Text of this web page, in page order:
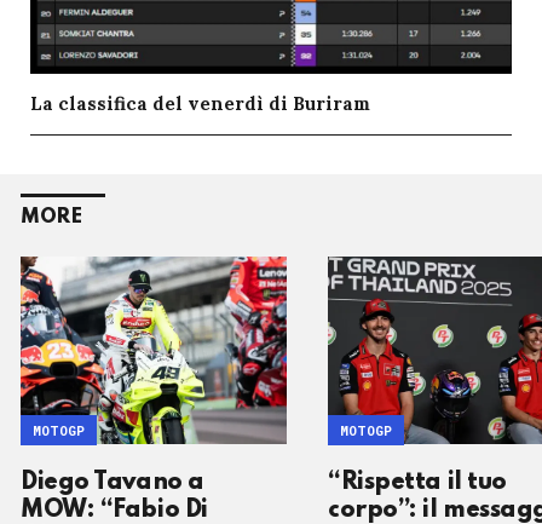
La classifica del venerdì di Buriram
MORE
Diego Tavano a
MOW: “Fabio Di
MOTOGP
“Rispetta il tuo
corpo”: il
MOTOGP